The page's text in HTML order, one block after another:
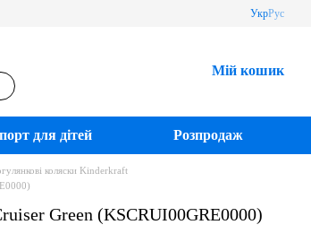
УкрРус
Мій кошик
для дітей Розпродаж
коляски Kinderkraft
Green (KSCRUI00GRE0000)